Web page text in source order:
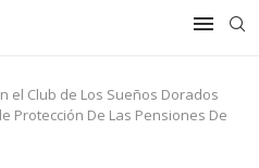
el Club de Los Sueños Dorados
Protección De Las Pensiones De